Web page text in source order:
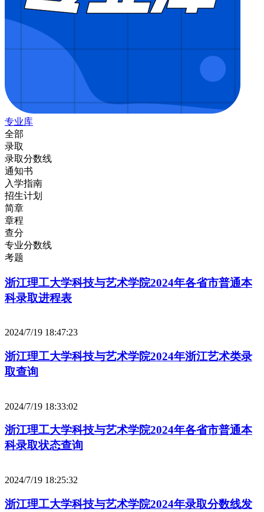
专业库
全部
录取
录取分数线
通知书
入学指南
招生计划
简章
章程
查分
专业分数线
考题
浙江理工大学科技与艺术学院2024年各省市普通本
科录取进程表
2024/7/19 18:47:23
浙江理工大学科技与艺术学院2024年浙江艺术类录
取查询
2024/7/19 18:33:02
浙江理工大学科技与艺术学院2024年各省市普通本
科录取状态查询
2024/7/19 18:25:32
浙江理工大学科技与艺术学院2024年录取分数线发